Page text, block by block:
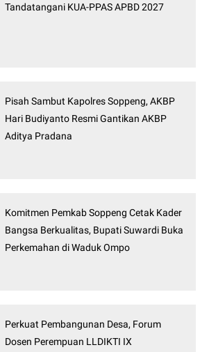
Tandatangani KUA-PPAS APBD 2027
Pisah Sambut Kapolres Soppeng, AKBP
Hari Budiyanto Resmi Gantikan AKBP
Aditya Pradana
Komitmen Pemkab Soppeng Cetak Kader
Bangsa Berkualitas, Bupati Suwardi Buka
Perkemahan di Waduk Ompo
Perkuat Pembangunan Desa, Forum
Dosen Perempuan LLDIKTI IX